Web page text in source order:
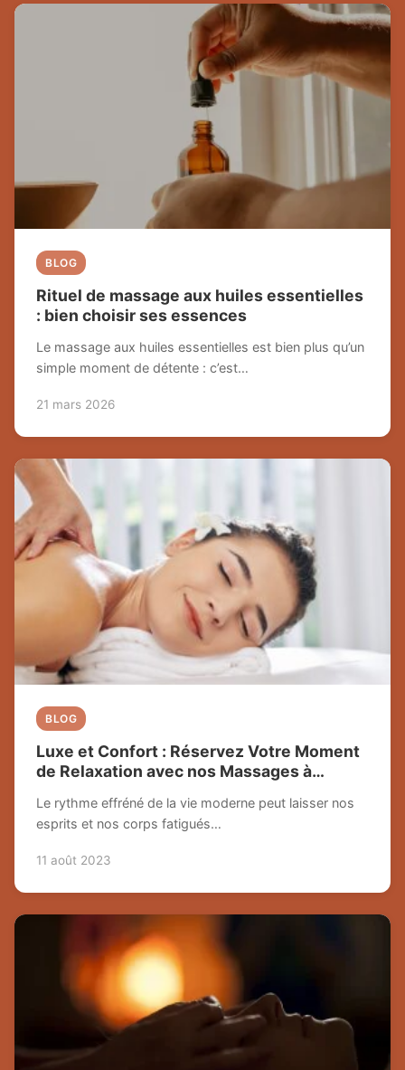
BLOG
Rituel de massage aux huiles essentielles
: bien choisir ses essences
Le massage aux huiles essentielles est bien plus qu’un
simple moment de détente : c’est…
21 mars 2026
BLOG
Luxe et Confort : Réservez Votre Moment
de Relaxation avec nos Massages à
Le rythme effréné de la vie moderne peut laisser nos
esprits et nos corps fatigués…
11 août 2023